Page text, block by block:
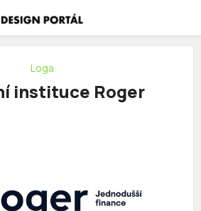
Loga
instituce Roger